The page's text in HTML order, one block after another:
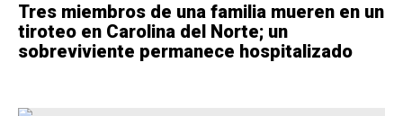
Tres miembros de una familia mueren en un
tiroteo en Carolina del Norte; un
sobreviviente permanece hospitalizado